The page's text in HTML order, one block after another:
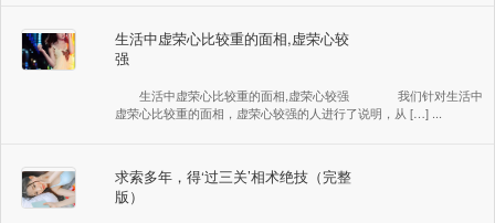
生活中虚荣心比较重的面相,虚荣心较
强
生活中虚荣心比较重的面相,虚荣心较强 我们针对生活中
虚荣心比较重的面相，虚荣心较强的人进行了说明，从 […] ...
求索多年，得‘过三关’相术绝技（完整
版）